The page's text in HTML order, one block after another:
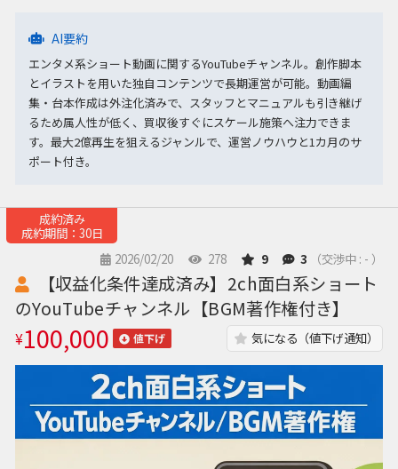
AI要約
エンタメ系ショート動画に関するYouTubeチャンネル。創作脚本
とイラストを用いた独自コンテンツで長期運営が可能。動画編
集・台本作成は外注化済みで、スタッフとマニュアルも引き継げ
るため属人性が低く、買収後すぐにスケール施策へ注力できま
す。最大2億再生を狙えるジャンルで、運営ノウハウと1カ月のサ
ポート付き。
成約済み
成約期間：30日
2026/02/20
278 9 3 （交渉中 : - ）
【収益化条件達成済み】2ch面白系ショート
のYouTubeチャンネル【BGM著作権付き】
¥100,000 値下げ 気になる（値下げ通知）